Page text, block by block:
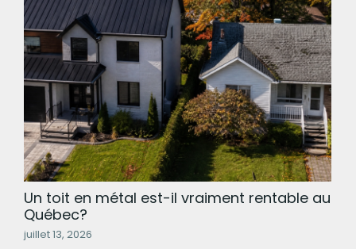
Un toit en métal est-il vraiment rentable au
Québec?
juillet 13, 2026